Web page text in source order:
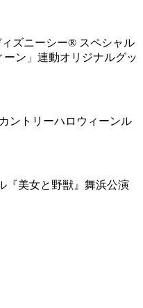
ズニーシー® スペシャル
ン」連動オリジナルグッ
ントリーハロウィーンル
『美女と野獣』舞浜公演